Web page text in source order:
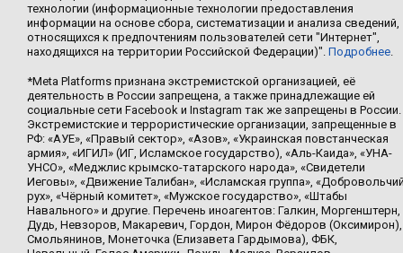
технологии (информационные технологии предоставления
информации на основе сбора, систематизации и анализа сведений,
относящихся к предпочтениям пользователей сети "Интернет",
находящихся на территории Российской Федерации)". Подробнее.
*Meta Platforms признана экстремистской организацией, её
деятельность в России запрещена, а также принадлежащие ей
социальные сети Facebook и Instagram так же запрещены в России.
Экстремистские и террористические организации, запрещенные в
РФ: «АУЕ», «Правый сектор», «Азов», «Украинская повстанческая
армия», «ИГИЛ» (ИГ, Исламское государство), «Аль-Каида», «УНА-
УНСО», «Меджлис крымско-татарского народа», «Свидетели
Иеговы», «Движение Талибан», «Исламская группа»,
рух», «Чёрный комитет», «Мужское государство», «Штабы
Навального» и другие. Перечень иноагентов: Галкин, Моргенштерн,
Дудь, Невзоров, Макаревич, Гордон, Мирон Фёдоров (Оксимирон),
Смольянинов, Монеточка (Елизавета Гардымова), ФБК,